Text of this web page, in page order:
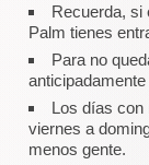
Recuerda, si
Palm tienes
Para no
anticipadamente
Los días con
viernes a
menos gente.